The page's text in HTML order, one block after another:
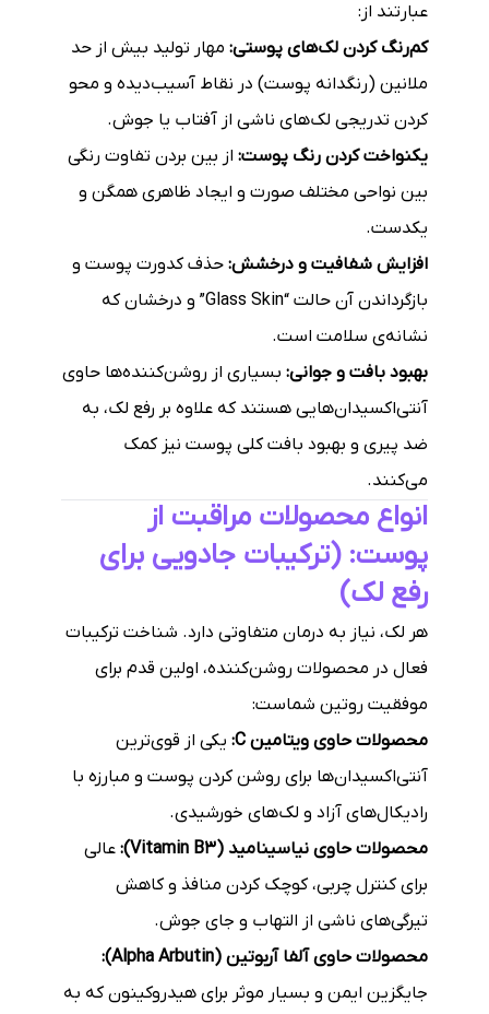
عبارتند از:
کم‌رنگ کردن لک‌های پوستی: مهار تولید بیش از حد
ملانین (رنگدانه پوست) در نقاط آسیب‌دیده و محو
کردن تدریجی لک‌های ناشی از آفتاب یا جوش.
یکنواخت کردن رنگ پوست: از بین بردن تفاوت رنگی
بین نواحی مختلف صورت و ایجاد ظاهری همگن و
یکدست.
افزایش شفافیت و درخشش: حذف کدورت پوست و
بازگرداندن آن حالت “Glass Skin” و درخشان که
نشانه‌ی سلامت است.
بهبود بافت و جوانی: بسیاری از روشن‌کننده‌ها حاوی
آنتی‌اکسیدان‌هایی هستند که علاوه بر رفع لک، به
ضد پیری و بهبود بافت کلی پوست نیز کمک
می‌کنند.
انواع محصولات مراقبت از
پوست: (ترکیبات جادویی برای
رفع لک)
هر لک، نیاز به درمان متفاوتی دارد. شناخت ترکیبات
فعال در محصولات روشن‌کننده، اولین قدم برای
موفقیت روتین شماست:
محصولات حاوی ویتامین C:
یکی از قوی‌ترین
آنتی‌اکسیدان‌ها برای روشن کردن پوست و مبارزه با
رادیکال‌های آزاد و لک‌های خورشیدی.
محصولات حاوی نیاسینامید (Vitamin B3):
عالی
برای کنترل چربی، کوچک کردن منافذ و کاهش
تیرگی‌های ناشی از التهاب و جای جوش.
محصولات حاوی آلفا آربوتین (Alpha Arbutin):
جایگزین ایمن و بسیار موثر برای هیدروکینون که به